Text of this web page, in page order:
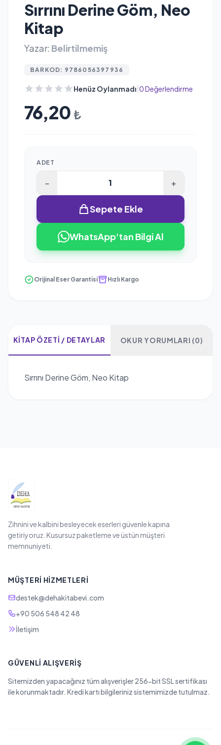
Sırrını Derine Göm, Neo
Kitap
Yazar: Belirtilmemiş
BARKOD: 9786056397936
Henüz Oylanmadı 0 Değerlendirme
76,20 ₺
ADET
- +
Sepete Ekle
WhatsApp'tan Bilgi Al
Orijinal Eser Garantisi Hızlı Kargo
KITAP ÖZETI / DETAYLAR OKUR YORUMLARI (0)
Sırrını Derine Göm, Neo Kitap
Zihnini ve kalbini besleyecek eserleri güvenle kapına
getiriyoruz. Kusursuz paketleme ve üstün müşteri
memnuniyeti.
MÜŞTERI HIZMETLERI
destek@dehakitabevi.com
+90 506 548 42 48
İletişim
GÜVENLI ALIŞVERIŞ
Sitemizden yapacağınız tüm alışverişler 256-bit SSL sertifikası
ile korunmaktadır. Kredi kartı bilgileriniz sistemimizde tutulmaz.